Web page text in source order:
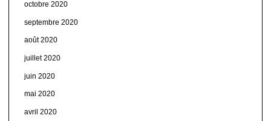
octobre 2020
septembre 2020
août 2020
juillet 2020
juin 2020
mai 2020
avril 2020